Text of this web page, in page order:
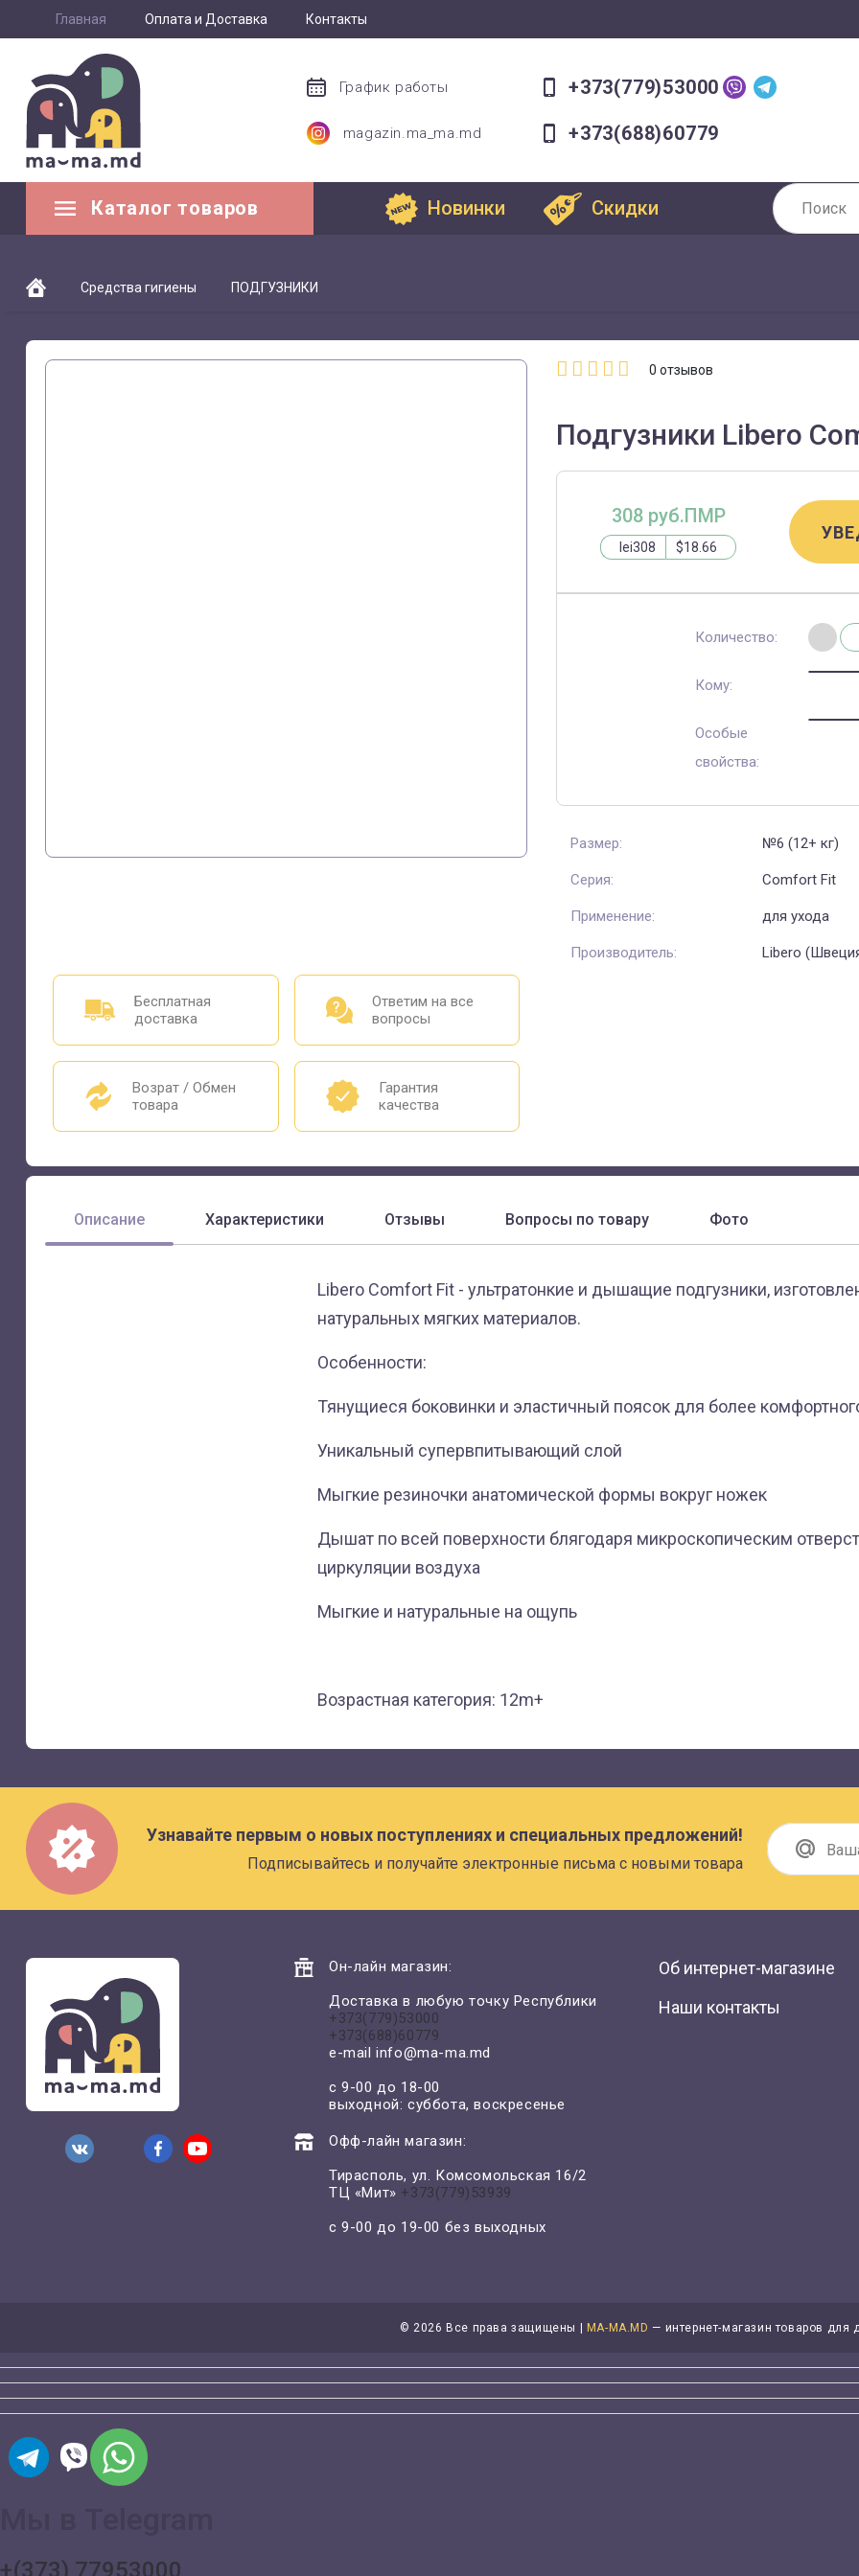
Главная Оплата и Доставка Контакты
График работы +373(779)53000
magazin.ma_ma.md +373(688)60779
Каталог товаров Новинки Скидки
Средства гигиены ПОДГУЗНИКИ
Бесплатная
доставка
Ответим на все
вопросы
Возрат / Обмен
товара
Гарантия
качества
0отзывов
Подгузники Libero
308 руб.ПМР
lei308 $18.66
Количество:
Кому:
Особые
свойства:
Размер: №6 (12+ кг)
Серия: Comfort Fit
Применение: для ухода
Производитель: Libero
Описание Характеристики Отзывы Вопросы по товару Фото
Libero Comfort Fit - ультратонкие и дышащие подгузники,
натуральных мягких материалов.
Особенности:
Тянущиеся боковинки и эластичный поясок для более
Уникальный супервпитывающий слой
Мыгкие резиночки анатомической формы вокруг ножек
Дышат по всей поверхности блягодаря микроскопическим
циркуляции воздуха
Мыгкие и натуральные на ощупь
Возрастная категория: 12m+
Узнавайте первым о новых поступлениях и специальных предложений!
Подписывайтесь и получайте электронные письма с новыми товара
Он-лайн магазин:
Доставка в любую точку Республики
+373(779)53000
+373(688)60779
e-mailinfo@ma-ma.md
с 9-00 до 18-00
выходной: суббота, воскресенье
Офф-лайн магазин:
Тирасполь, ул. Комсомольская 16/2
ТЦ «Мит» +373(779)53939
с 9-00 до 19-00 без выходных
Об интернет-магазине
Наши контакты
© 2026 Все права защищены | MA-MA.MD — интернет-магазин товаров для
+(373) 77953000